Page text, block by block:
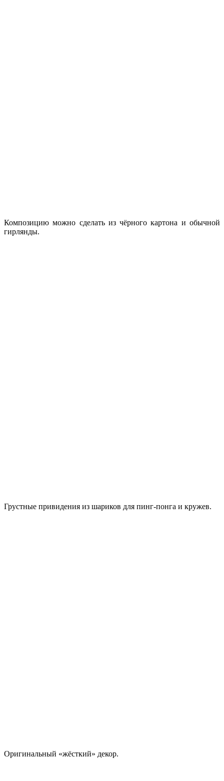
Композицию можно сделать из чёрного картона и обычной
гирлянды.
Грустные привидения из шариков для пинг-понга и кружев.
Оригинальный «жёсткий» декор.